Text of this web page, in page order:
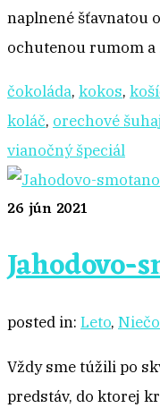
naplnené šťavnatou
ochutenou rumom
čokoláda, kokos,
koláč, orechové
vianočný špeciál
26 jún 2021
Jahodovo-
posted in: Leto,
Vždy sme túžili po
predstáv, do ktorej